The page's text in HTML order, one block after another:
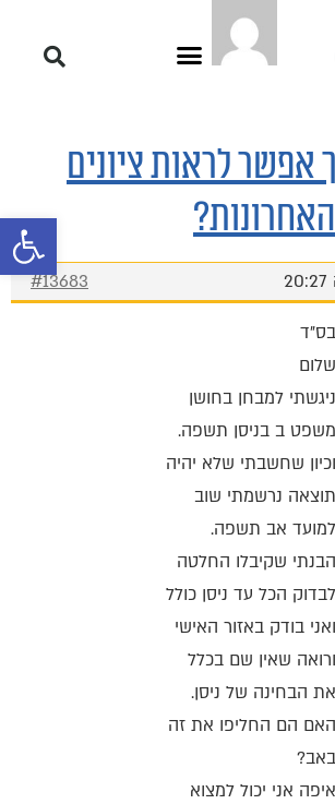
פתח
אפשר לראות ציונים
#13683
בס"ד
שלום
ניגשתי למבחן בחושן
משפט ב בניסן תשפה.
וכיון שחשבתי שלא יהיה
תוצאה נרשמתי שוב
למועד אב תשפה.
הבנתי שקיבלו החלטה
לבדוק הכל עד ניסן כולל
ואני בודק באזור האישי
ורואה שאין שם בכלל
את הבחינה של ניסן.
האם הם החליפו את זה
באב?
איפה אני יכול למצוא